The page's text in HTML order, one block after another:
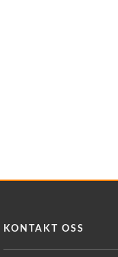
KONTAKT OSS